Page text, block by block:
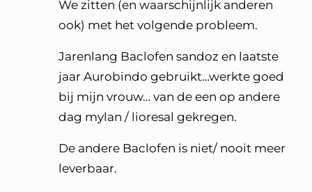
We zitten (en waarschijnlijk anderen
ook) met het volgende probleem.
Jarenlang Baclofen sandoz en laatste
jaar Aurobindo gebruikt…werkte goed
bij mijn vrouw… van de een op andere
dag mylan / lioresal gekregen.
De andere Baclofen is niet/ nooit meer
leverbaar.